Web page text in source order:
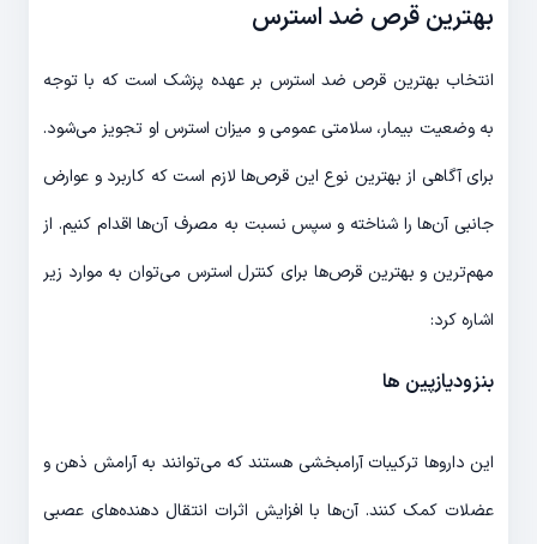
بهترین قرص ضد استرس
انتخاب بهترین قرص ضد استرس بر عهده پزشک است که با توجه
به وضعیت بیمار، سلامتی عمومی و میزان استرس او تجویز می‌شود.
برای آگاهی از بهترین نوع این قرص‌ها لازم است که کاربرد و عوارض
جانبی آن‌ها را شناخته و سپس نسبت به مصرف آن‌ها اقدام کنیم. از
مهم‌ترین و بهترین قرص‌ها برای کنترل استرس می‌توان به موارد زیر
اشاره کرد:
بنزودیازپین ها
این داروها ترکیبات آرامبخشی هستند که می‌توانند به آرامش ذهن و
عضلات کمک کنند. آن‌ها با افزایش اثرات انتقال دهنده‌های عصبی